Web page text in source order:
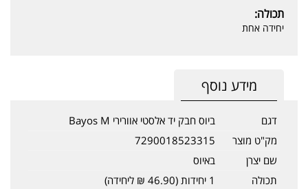
תכולה:
יחידה אחת
מידע נוסף
דגם
ביוס חבק יד אלסטי אוורירי Bayos M
מק"ט מוצר
7290018523315
שם יצרן
באיוס
תכולה
1 יחידות (46.90 ₪ ליחידה)